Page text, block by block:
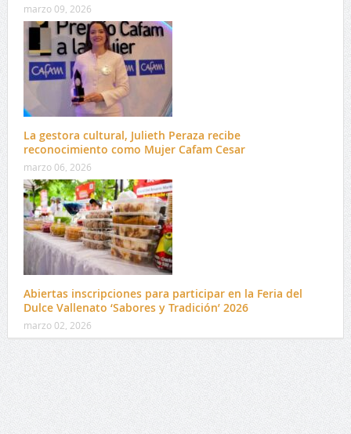
marzo 09, 2026
La gestora cultural, Julieth Peraza recibe
reconocimiento como Mujer Cafam Cesar
marzo 06, 2026
Abiertas inscripciones para participar en la Feria del
Dulce Vallenato ‘Sabores y Tradición’ 2026
marzo 02, 2026